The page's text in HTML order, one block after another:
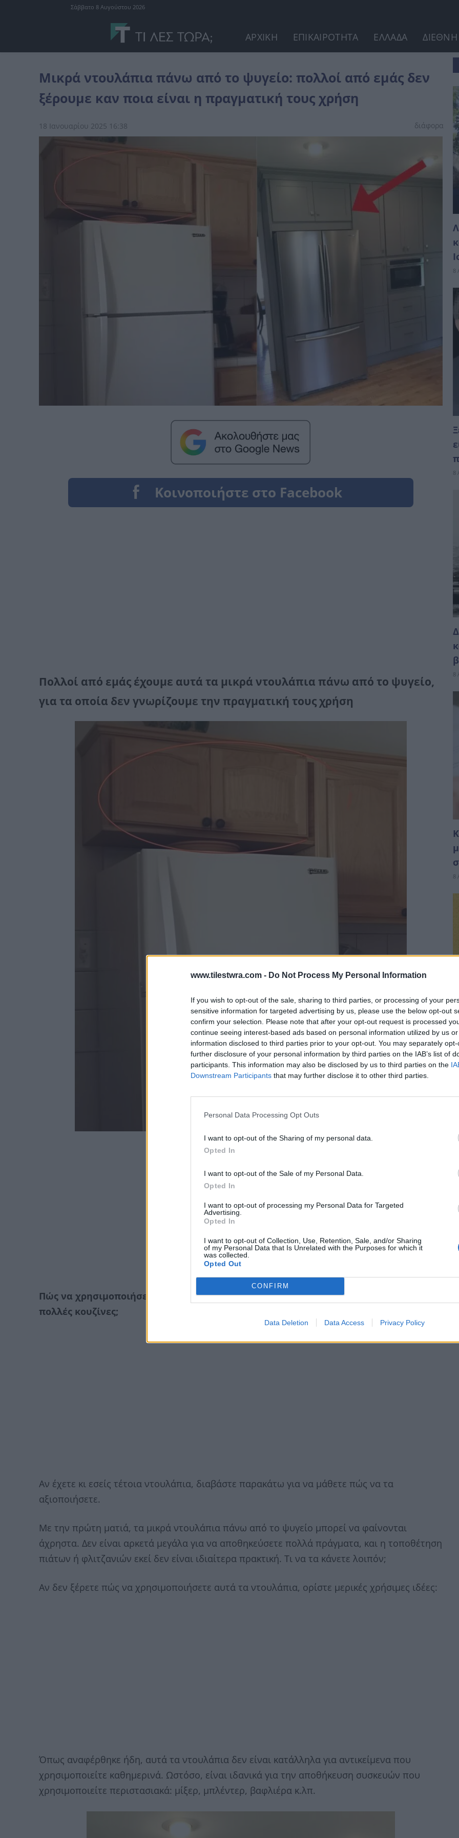
www.tilestwra.com - Do Not Process My Personal Information
If you wish to opt-out of the sale, sharing to third parties, or processing of your
sensitive information for targeted advertising by us, please use the below opt-out
confirm your selection. Please note that after your opt-out request is processed
continue seeing interest-based ads based on personal information utilized by us
information disclosed to third parties prior to your opt-out. You may separately
further disclosure of your personal information by third parties on the IAB’s list of
participants. This information may also be disclosed by us to third parties on the
Downstream Participants that may further disclose it to other third parties.
Personal Data Processing Opt Outs
I want to opt-out of the Sharing of my personal data.
Opted In
I want to opt-out of the Sale of my Personal Data.
Opted In
I want to opt-out of processing my Personal Data for Targeted
Advertising.
Opted In
I want to opt-out of Collection, Use, Retention, Sale, and/or Sharing
of my Personal Data that Is Unrelated with the Purposes for which it
was collected.
Opted Out
CONFIRM
Data Deletion Data Access Privacy Policy
Σάββατο 8 Αυγούστου 2026
ΑΡΧΙΚΗ ΕΠΙΚΑΙΡΟΤΗΤΑ ΕΛΛΑΔΑ ΔΙΕΘΝΗ
Μικρά ντουλάπια πάνω από το ψυγείο: πολλοί από εμάς δεν
ξέρουμε καν ποια είναι η πραγματική τους χρήση
18 Ιανουαρίου 2025 16:38 διάφορα
Πολλοί από εμάς έχουμε αυτά τα μικρά ντουλάπια πάνω από το ψυγείο,
για τα οποία δεν γνωρίζουμε την πραγματική τους χρήση
Πώς να χρησιμοποιήσετε τα μικρά ντουλάπια πάνω από το ψυγείο που υπάρχουν σε
πολλές κουζίνες;
Αν έχετε κι εσείς τέτοια ντουλάπια, διαβάστε παρακάτω για να μάθετε πώς να τα
αξιοποιήσετε.
Με την πρώτη ματιά, τα μικρά ντουλάπια πάνω από το ψυγείο μπορεί να φαίνονται
άχρηστα. Δεν είναι αρκετά μεγάλα για να αποθηκεύσετε πολλά πράγματα, και η τοποθέτηση
πιάτων ή φλιτζανιών εκεί δεν είναι ιδιαίτερα πρακτική. Τι να τα κάνετε λοιπόν;
Αν δεν ξέρετε πώς να χρησιμοποιήσετε αυτά τα ντουλάπια, ορίστε μερικές χρήσιμες ιδέες:
Όπως αναφέρθηκε ήδη, αυτά τα ντουλάπια δεν είναι κατάλληλα για αντικείμενα που
χρησιμοποιείτε καθημερινά. Ωστόσο, είναι ιδανικά για την αποθήκευση συσκευών που
χρησιμοποιείτε περιστασιακά: μίξερ, μπλέντερ, βαφλιέρα κ.λπ.
8
8
8
8